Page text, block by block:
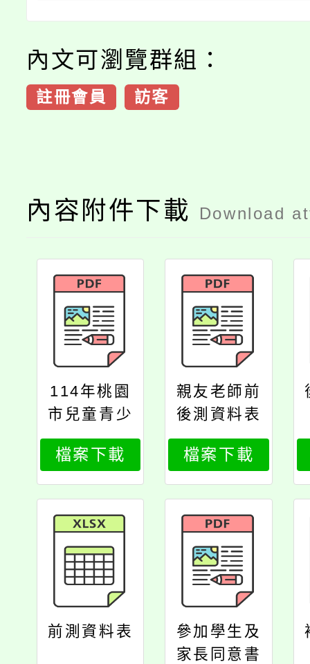
內文可瀏覽群組：
註冊會員 訪客
內容附件下載 Download
114年桃園
市兒童青少
年健康體位
管理活動所
轄運動中心
資訊公開揭
露一覽表
檔案下載
親友老師前
後測資料表
檔案下載
前測資料表
參加學生及
家長同意書